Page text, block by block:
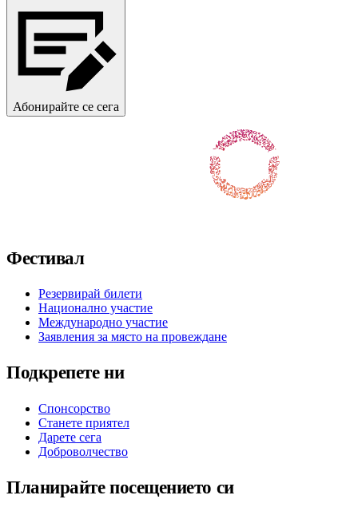
Абонирайте се сега
Фестивал
Резервирай билети
Национално участие
Международно участие
Заявления за място на провеждане
Подкрепете ни
Спонсорство
Станете приятел
Дарете сега
Доброволчество
Планирайте посещението си